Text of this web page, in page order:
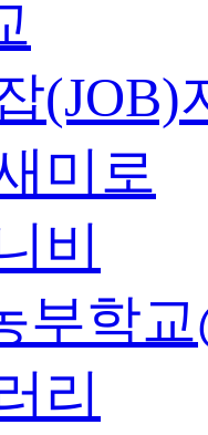
(JOB)
미로
비
부학
리